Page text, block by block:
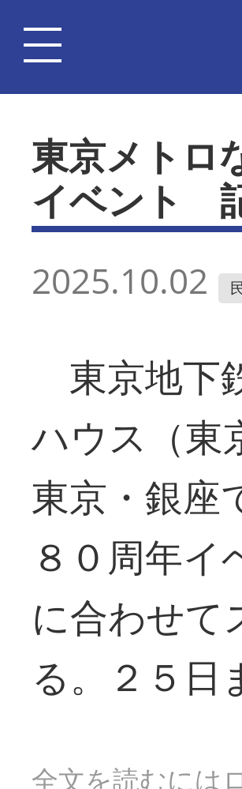
東京メトロ
イベント
2025.10.02
東京地下
ハウス（東
東京・銀座
８０周年
に合わせて
る。２５日
全文を読むには